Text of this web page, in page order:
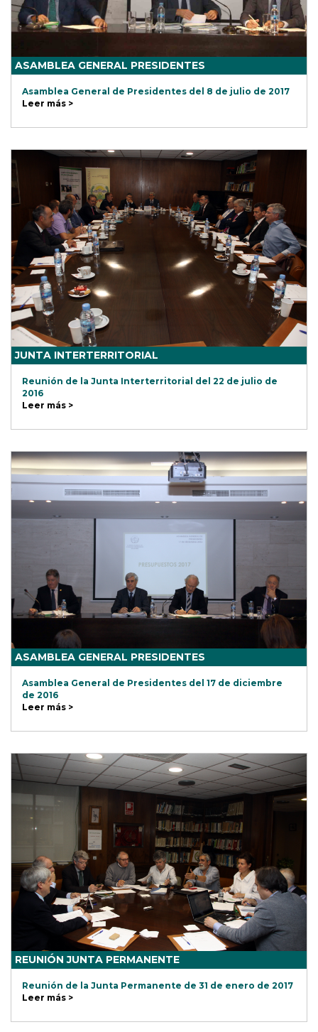
ASAMBLEA GENERAL PRESIDENTES
Asamblea General de Presidentes del 8 de julio de 2017
Leer más >
JUNTA INTERTERRITORIAL
Reunión de la Junta Interterritorial del 22 de julio de
2016
Leer más >
ASAMBLEA GENERAL PRESIDENTES
Asamblea General de Presidentes del 17 de diciembre
de 2016
Leer más >
REUNIÓN JUNTA PERMANENTE
Reunión de la Junta Permanente de 31 de enero de 2017
Leer más >